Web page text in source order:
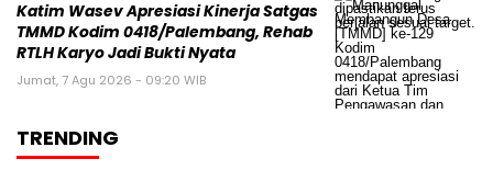
Katim Wasev Apresiasi Kinerja Satgas
TMMD Kodim 0418/Palembang, Rehab
RTLH Karyo Jadi Bukti Nyata
Jumat, 7 Agu 2026 - 09:20 WIB
TRENDING